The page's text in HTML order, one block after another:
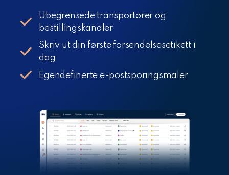
Ubegrensede transportører og
bestillingskanaler
Skriv ut din første forsendelsesetikett i
dag
Egendefinerte e-postsporingsmaler